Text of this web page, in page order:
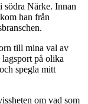
södra Närke. Innan
han från
till mina val av
på olika
spegla mitt
om vad som